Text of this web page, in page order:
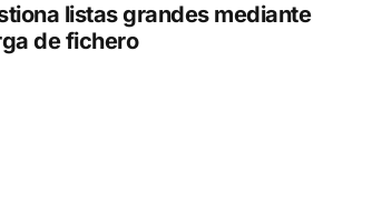
listas grandes mediante
de fichero